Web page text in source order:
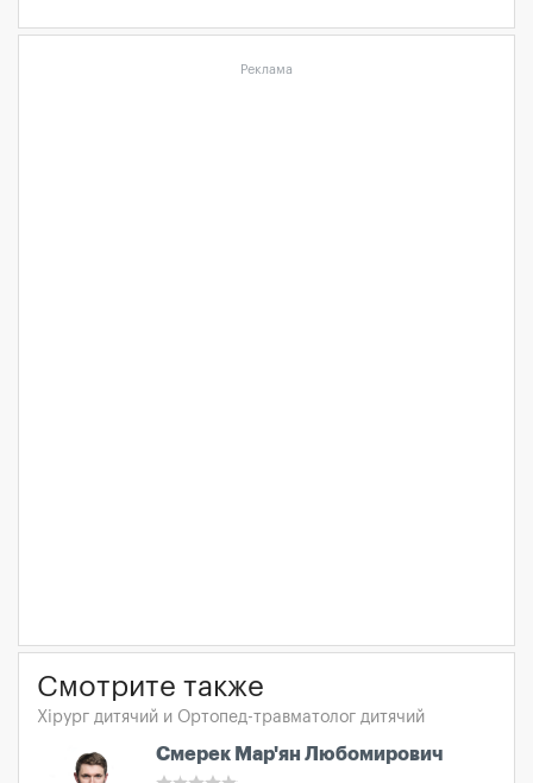
Реклама
Смотрите также
Хірург дитячий и Ортопед-травматолог дитячий
Смерек Мар'ян Любомирович